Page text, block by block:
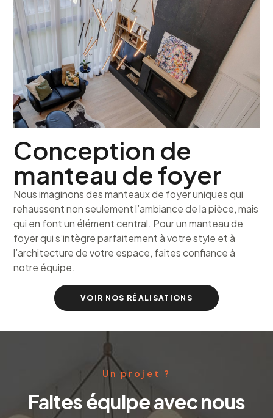
Conception de
manteau de foyer
Nous imaginons des manteaux de foyer uniques qui
rehaussent non seulement l’ambiance de la pièce, mais
qui en font un élément central. Pour un manteau de
foyer qui s’intègre parfaitement à votre style et à
l’architecture de votre espace, faites confiance à
notre équipe.
VOIR NOS RÉALISATIONS
Un projet ?
Faites équipe avec nous